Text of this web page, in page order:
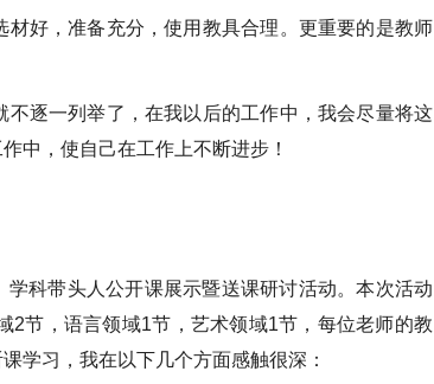
好，准备充分，使用教具合理。更重要的是教师
逐一列举了，在我以后的工作中，我会尽量将这
中，使自己在工作上不断进步！
科带头人公开课展示暨送课研讨活动。本次活动
2节，语言领域1节，艺术领域1节，每位老师的教
学习，我在以下几个方面感触很深：